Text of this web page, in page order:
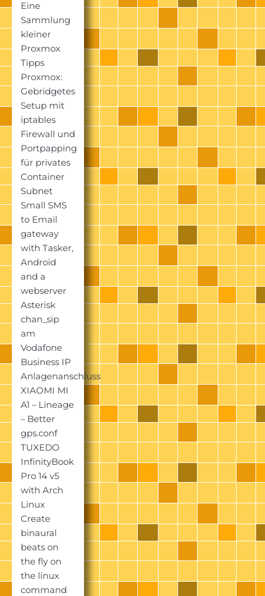
Eine
Sammlung
kleiner
Proxmox
Tipps
Proxmox:
Gebridgetes
Setup mit
iptables
Firewall und
Portpapping
für privates
Container
Subnet
Small SMS
to Email
gateway
with Tasker,
Android
and a
webserver
Asterisk
chan_sip
am
Vodafone
Business IP
Anlagenanschluss
XIAOMI MI
A1 – Lineage
– Better
gps.conf
TUXEDO
InfinityBook
Pro 14 v5
with Arch
Linux
Create
binaural
beats on
the fly on
the linux
command